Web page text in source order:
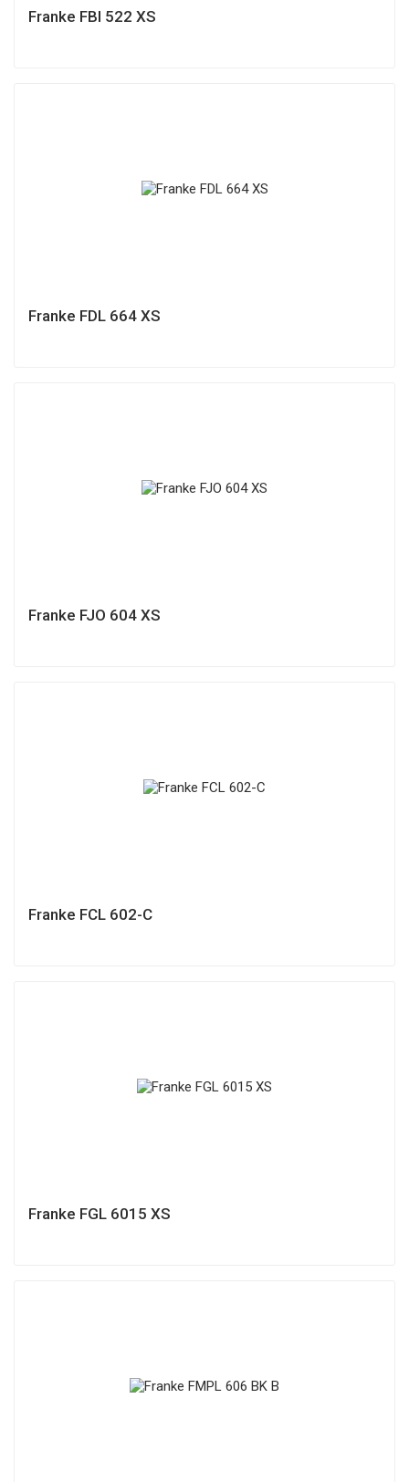
Franke FBI 522 XS
Franke FDL 664 XS
Franke FJO 604 XS
Franke FCL 602-C
Franke FGL 6015 XS